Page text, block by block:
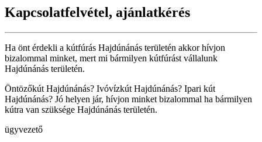
Kapcsolatfelvétel, ajánlatkérés
Ha önt érdekli a kútfúrás Hajdúnánás területén akkor hívjon
bizalommal minket, mert mi bármilyen kútfúrást vállalunk
Hajdúnánás területén.
Öntözőkút Hajdúnánás? Ivóvízkút Hajdúnánás? Ipari kút
Hajdúnánás? Jó helyen jár, hívjon minket bizalommal ha bármilyen
kútra van szüksége Hajdúnánás területén.
ügyvezető